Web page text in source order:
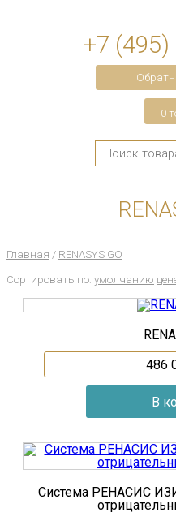
+7
0
Главная / RENASYS GO
Сортировать по: умолчанию
486
Система РЕНАСИС